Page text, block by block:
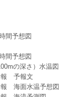
間予想図
間予想図
の深さ）水温図
報 予報文
海面水温予想図